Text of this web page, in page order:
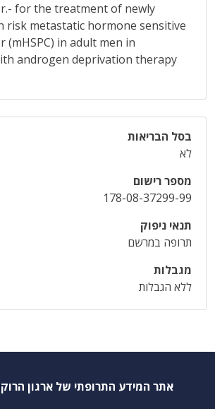
for the treatment of newly
risk metastatic hormone sensitive
(mHSPC) in adult men in
androgen deprivation therapy
בסל הבריאות
לא
מספר רישום
178-08-37299-99
תנאי ניפוק
תרופה במרשם
מגבלות
ללא הגבלות
אתר המידע התרופתי של ארגון